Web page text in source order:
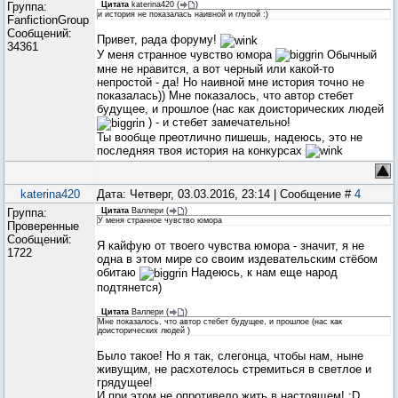
Группа:
FanfictionGroup
Сообщений:
34361
Цитата katerina420 (
)
и история не показалась наивной и глупой :)
Привет, рада форуму!
У меня странное чувство юмора
Обычный
мне не нравится, а вот черный или какой-то
непростой - да! Но наивной мне история точно не
показалась)) Мне показалось, что автор стебет
будущее, и прошлое (нас как доисторических людей
) - и стебет замечательно!
Ты вообще преотлично пишешь, надеюсь, это не
последняя твоя история на конкурсах
katerina420 Дата: Четверг, 03.03.2016, 23:14 | Сообщение # 4
Группа:
Проверенные
Сообщений:
1722
Цитата Валлери (
)
У меня странное чувство юмора
Я кайфую от твоего чувства юмора - значит, я не
одна в этом мире со своим издевательским стёбом
обитаю
Надеюсь, к нам еще народ
подтянется)
Цитата Валлери (
)
Мне показалось, что автор стебет будущее, и прошлое (нас как
доисторических людей )
Было такое! Но я так, слегонца, чтобы нам, ныне
живущим, не расхотелось стремиться в светлое и
грядущее!